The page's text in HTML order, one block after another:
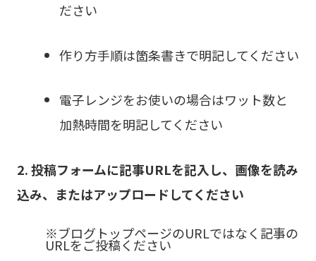
ださい
作り方手順は箇条書きで明記してください
電子レンジをお使いの場合はワット数と
加熱時間を明記してください
2.投稿フォームに記事URLを記入し、画像を読み
込み、またはアップロードしてください
※ブログトップページのURLではなく記事の
URLをご投稿ください